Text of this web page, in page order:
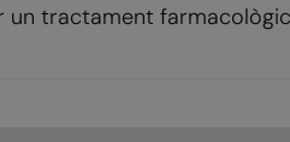
un tractament